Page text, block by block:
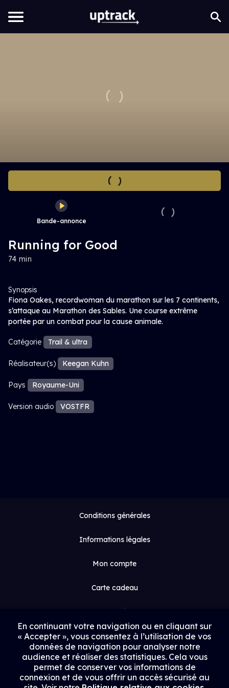
Bande-annonce
Running for Good
74 min
Synopsis
Fiona Oakes, recordwoman du marathon sur les 7 continents,
s’attaque au Marathon des Sables. Une course extrême
portée par un combat pour la cause animale.
Catégorie Trail & ultra
Réalisateur(s) Keegan Kuhn
Pays Royaume-Uni
Version audio VOSTFR
Conditions générales
Informations légales
Mon compte
Carte cadeau
Espace médias
Contact
Proposer un film
Rejoindre Uptrack
En continuant votre navigation ou en cliquant sur
« Accepter », vous consentez à l’utilisation de vos
données de navigation pour analyser notre
audience et réaliser des statistiques. Cela vous
permet de conserver vos informations de
connexion et de vous offrir un accès sécurisé au